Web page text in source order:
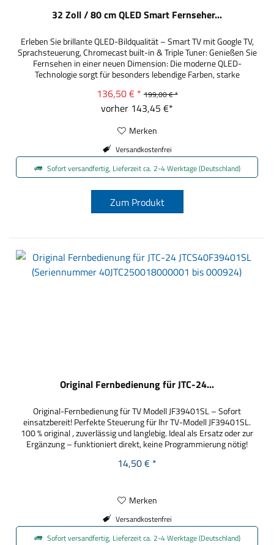
32 Zoll / 80 cm QLED Smart Fernseher...
Erleben Sie brillante QLED-Bildqualität – Smart TV mit Google TV,
Sprachsteuerung, Chromecast built-in & Triple Tuner: Genießen Sie
Fernsehen in einer neuen Dimension: Die moderne QLED-
Technologie sorgt für besonders lebendige Farben, starke
Display. Dank HDR10/HLG werden Inhalte noch dynamischer und
detailreicher...
136,50 € * 199,00 € *
vorher 143,45 €*
Merken
Versandkostenfrei
Sofort versandfertig, Lieferzeit ca. 2-4 Werktage (Deutschland)
Zum Produkt
Original Fernbedienung für JTC-24...
Original-Fernbedienung für TV Modell JF39401SL – Sofort
einsatzbereit! Perfekte Steuerung für Ihr TV-Modell JF39401SL.
100 % original , zuverlässig und langlebig. Ideal als Ersatz oder zur
Ergänzung – funktioniert direkt, keine Programmierung nötig!
40JTC250018000001 - 000924
14,50 € *
Merken
Versandkostenfrei
Sofort versandfertig, Lieferzeit ca. 2-4 Werktage (Deutschland)